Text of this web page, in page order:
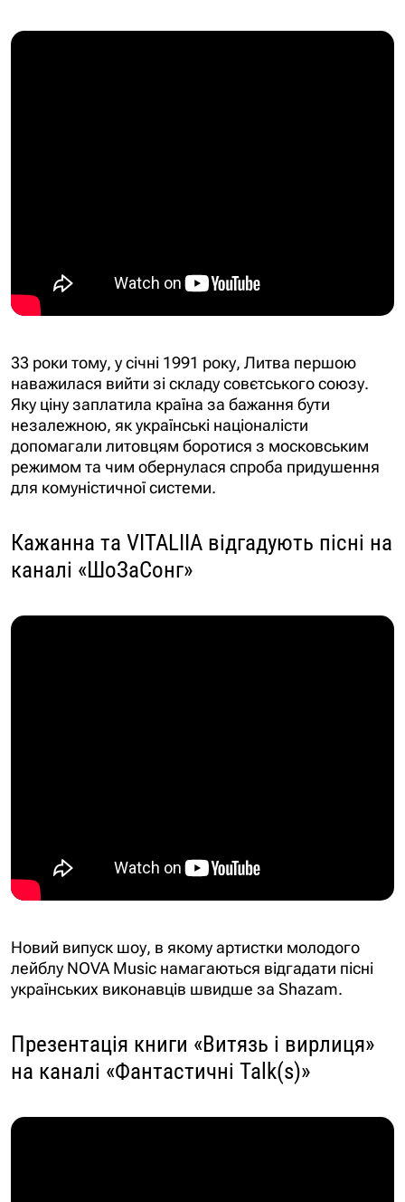
33 роки тому, у січні 1991 року, Литва першою
наважилася вийти зі складу совєтського союзу.
Яку ціну заплатила країна за бажання бути
незалежною, як українські націоналісти
допомагали литовцям боротися з московським
режимом та чим обернулася спроба придушення
для комуністичної системи.
Кажанна та VITALIIA відгадують пісні на
каналі «ШоЗаСонг»
Новий випуск шоу, в якому артистки молодого
лейблу NOVA Music намагаються відгадати пісні
українських виконавців швидше за Shazam.
Презентація книги «Витязь і вирлиця»
на каналі «Фантастичні Talk(s)»